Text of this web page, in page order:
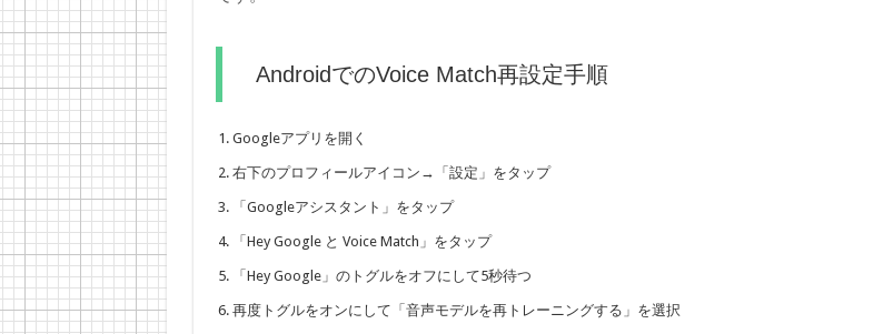
AndroidでのVoice Match再設定手順
Googleアプリを開く
右下のプロフィールアイコン→「設定」をタップ
「Googleアシスタント」をタップ
「Hey Google と Voice Match」をタップ
「Hey Google」のトグルをオフにして5秒待つ
再度トグルをオンにして「音声モデルを再トレーニングする」を選択